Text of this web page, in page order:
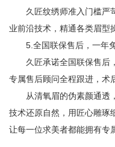
久匠纹绣师准入门槛严苛
业前沿技术，精通各类眉型
5.全国联保售后，一年
久匠承诺全国联保售后，
专属售后顾问全程跟进，术
从清氧眉的伪素颜通透，
技术还原自然，用匠心雕琢
让每一位求美者都能拥有专